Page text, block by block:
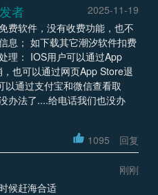
者
2025-11-19
费软件，没有收费功能，也不
息； 如下载其它潮汐软件扣费
理： IOS用户可以通过App
也可以通过网页App Store退
以通过支付宝和微信查看取
办法了....给电话我们也没办
1095 回复
刚刚
候赶海合适